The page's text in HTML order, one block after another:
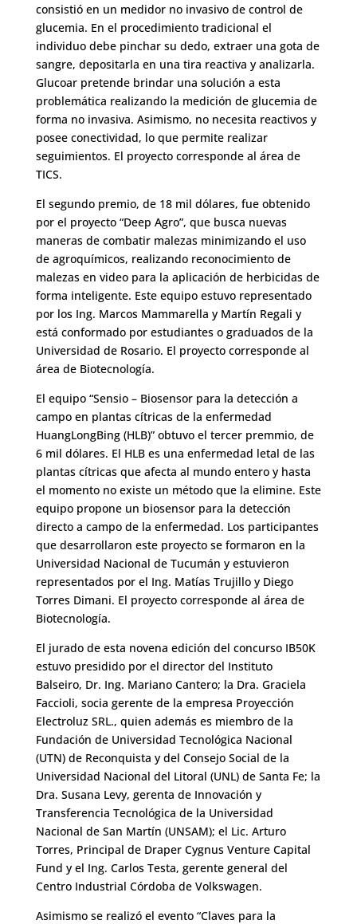
consistió en un medidor no invasivo de control de
glucemia. En el procedimiento tradicional el
individuo debe pinchar su dedo, extraer una gota de
sangre, depositarla en una tira reactiva y analizarla.
Glucoar pretende brindar una solución a esta
problemática realizando la medición de glucemia de
forma no invasiva. Asimismo, no necesita reactivos y
posee conectividad, lo que permite realizar
seguimientos. El proyecto corresponde al área de
TICS.
El segundo premio, de 18 mil dólares, fue obtenido
por el proyecto “Deep Agro”, que busca nuevas
maneras de combatir malezas minimizando el uso
de agroquímicos, realizando reconocimiento de
malezas en video para la aplicación de herbicidas de
forma inteligente. Este equipo estuvo representado
por los Ing. Marcos Mammarella y Martín Regali y
está conformado por estudiantes o graduados de la
Universidad de Rosario. El proyecto corresponde al
área de Biotecnología.
El equipo “Sensio – Biosensor para la detección a
campo en plantas cítricas de la enfermedad
HuangLongBing (HLB)” obtuvo el tercer premmio, de
6 mil dólares. El HLB es una enfermedad letal de las
plantas cítricas que afecta al mundo entero y hasta
el momento no existe un método que la elimine. Este
equipo propone un biosensor para la detección
directo a campo de la enfermedad. Los participantes
que desarrollaron este proyecto se formaron en la
Universidad Nacional de Tucumán y estuvieron
representados por el Ing. Matías Trujillo y Diego
Torres Dimani. El proyecto corresponde al área de
Biotecnología.
El jurado de esta novena edición del concurso IB50K
estuvo presidido por el director del Instituto
Balseiro, Dr. Ing. Mariano Cantero; la Dra. Graciela
Faccioli, socia gerente de la empresa Proyección
Electroluz SRL., quien además es miembro de la
Fundación de Universidad Tecnológica Nacional
(UTN) de Reconquista y del Consejo Social de la
Universidad Nacional del Litoral (UNL) de Santa Fe; la
Dra. Susana Levy, gerenta de Innovación y
Transferencia Tecnológica de la Universidad
Nacional de San Martín (UNSAM); el Lic. Arturo
Torres, Principal de Draper Cygnus Venture Capital
Fund y el Ing. Carlos Testa, gerente general del
Centro Industrial Córdoba de Volkswagen.
Asimismo se realizó el evento “Claves para la